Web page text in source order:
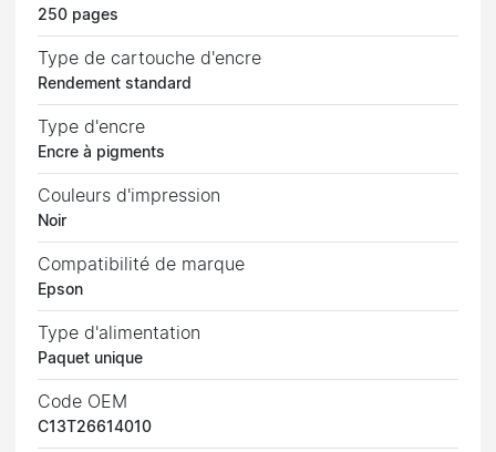
250 pages
Type de cartouche d'encre
Rendement standard
Type d'encre
Encre à pigments
Couleurs d'impression
Noir
Compatibilité de marque
Epson
Type d'alimentation
Paquet unique
Code OEM
C13T26614010